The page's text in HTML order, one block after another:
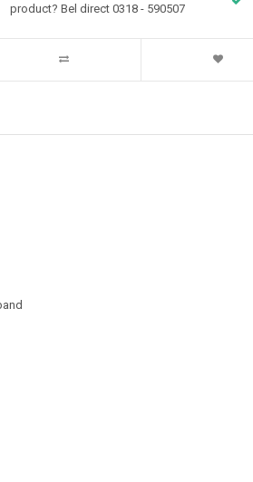
product? Bel direct 0318 - 590507